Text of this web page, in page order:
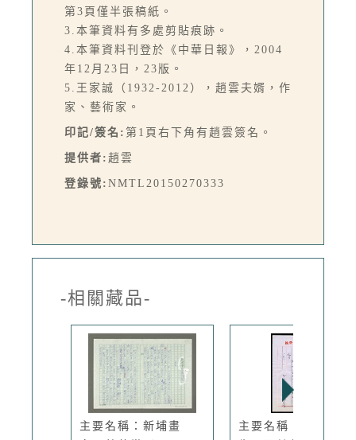
第3頁僅半張稿紙。
3.本筆資料有多處剪貼痕跡。
4.本筆資料刊登於《中華日報》，2004
年12月23日，23版。
5.王家誠（1932-2012），趙雲夫婿，作
家、藝術家。
印記/簽名: 第1頁右下角有趙雲簽名。
提供者: 趙雲
登錄號: NMTL20150270333
-相關藏品-
主要名稱：新埔畫
主要名稱：吳昌碩的